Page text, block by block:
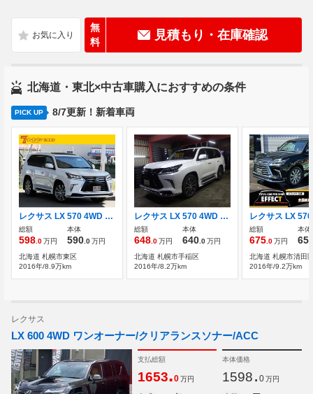
無
料
見積もり・在庫確認
北海道・東北×中古車購入におすすめの条件
PICK UP 8/7更新！新着車両
レクサス LX 570 4WD 社外エアロパーツ サンルーフ
総額
598 .0万円
本体
590 .0万円
北海道 札幌市東区
2016年/8.9万km
レクサス LX 570 4WD 本州仕入・革シート・サンルーフ・ナビ・TV
総額
648 .0万円
本体
640 .0万円
北海道 札幌市手稲区
2016年/8.2万km
総額
675 .0万円
本体
北海道 札幌市清田
2016年/9.2万km
レクサス
LX 600 4WD ワンオーナー/クリアランスソナー/ACC
支払総額
1653.0 万円
本体価格
1598. 0 万円